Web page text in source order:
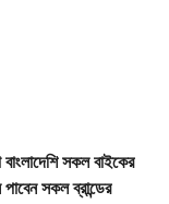
সকল বাইকের
সকল ব্রান্ডের